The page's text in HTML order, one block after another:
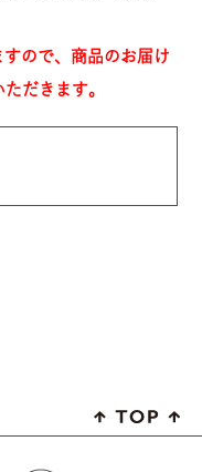
ので、商品のお届け
だきます。